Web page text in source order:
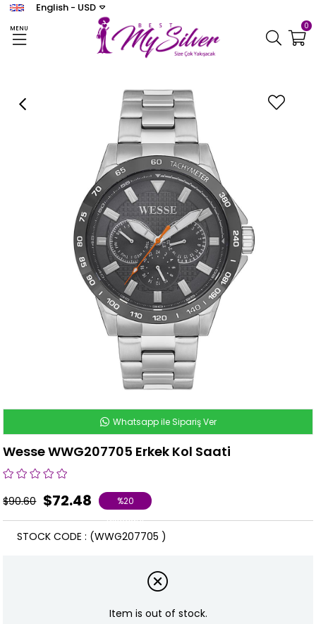
MENU
English - USD
0
WESSE WESSE ERKEK Wesse WWG207705 Erkek Kol Saati
Whatsapp ile Sipariş Ver
Wesse WWG207705 Erkek Kol Saati
$90.60 $72.48 %20
Discount
(WWG207705 )
STOCK CODE
Item is out of stock.